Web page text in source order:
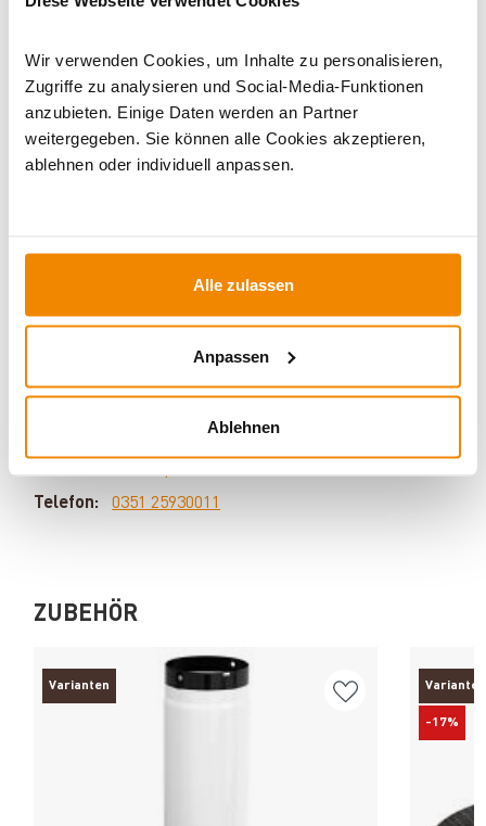
Wir verwenden Cookies, um Inhalte zu personalisieren,
Zugriffe zu analysieren und Social-Media-Funktionen
anzubieten. Einige Daten werden an Partner
weitergegeben. Sie können alle Cookies akzeptieren,
ablehnen oder individuell anpassen.
Alle zulassen
Anpassen
Ablehnen
Ihr Berater zum Thema Öfen und
Kamine:
Kaminöfen. Keine Frage bleibt unbeantwortet, kein
Problem ungelöst. Haben Sie Fragen zu unseren
Telefon:
0351 25930011
ZUBEHÖR
Varianten Varianten
-17%